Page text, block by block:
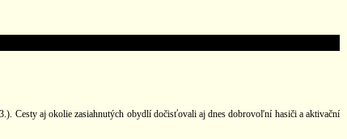
Cesty aj okolie zasiahnutých obydlí dočisťovali aj dnes dobrovoľní hasiči a aktivační